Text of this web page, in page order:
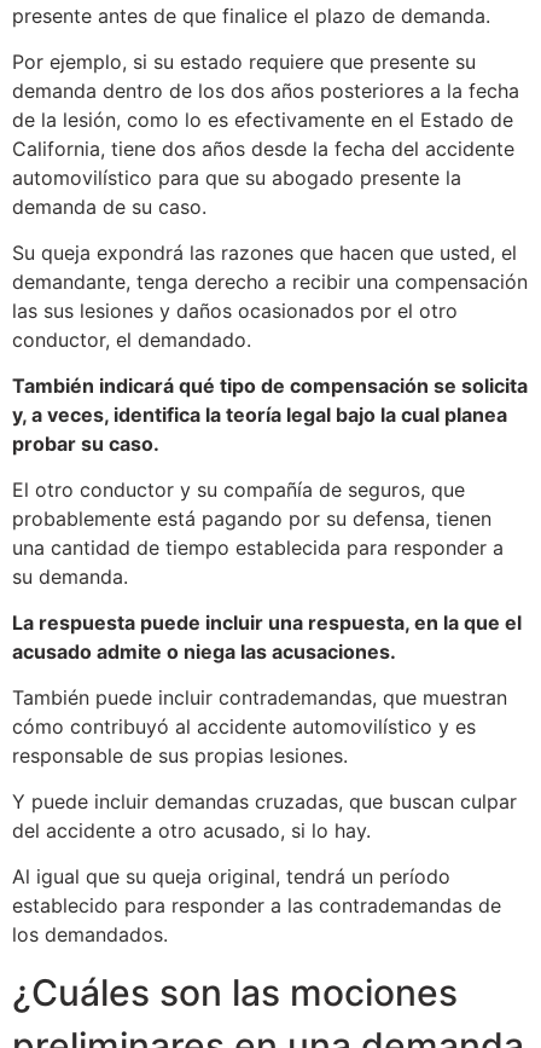
presente antes de que finalice el plazo de demanda.
Por ejemplo, si su estado requiere que presente su
demanda dentro de los dos años posteriores a la fecha
de la lesión, como lo es efectivamente en el Estado de
California, tiene dos años desde la fecha del accidente
automovilístico para que su abogado presente la
demanda de su caso.
Su queja expondrá las razones que hacen que usted, el
demandante, tenga derecho a recibir una compensación
las sus lesiones y daños ocasionados por el otro
conductor, el demandado.
También indicará qué tipo de compensación se solicita
y, a veces, identifica la teoría legal bajo la cual planea
probar su caso.
El otro conductor y su compañía de seguros, que
probablemente está pagando por su defensa, tienen
una cantidad de tiempo establecida para responder a
su demanda.
La respuesta puede incluir una respuesta, en la que el
acusado admite o niega las acusaciones.
También puede incluir contrademandas, que muestran
cómo contribuyó al accidente automovilístico y es
responsable de sus propias lesiones.
Y puede incluir demandas cruzadas, que buscan culpar
del accidente a otro acusado, si lo hay.
Al igual que su queja original, tendrá un período
establecido para responder a las contrademandas de
los demandados.
¿Cuáles son las mociones